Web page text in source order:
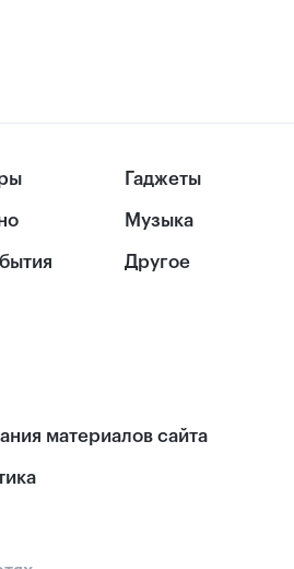
Гаджеты
Музыка
Другое
материалов сайта